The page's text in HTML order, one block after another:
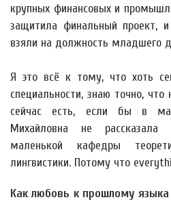
крупных финансовых и
защитила финальный проект,
взяли на должность младшего
Я это всё к тому, что хоть
специальности, знаю точно,
сейчас есть, если бы в
Михайловна не
маленькой кафедры
лингвистики. Потому что
Как любовь к прошлому